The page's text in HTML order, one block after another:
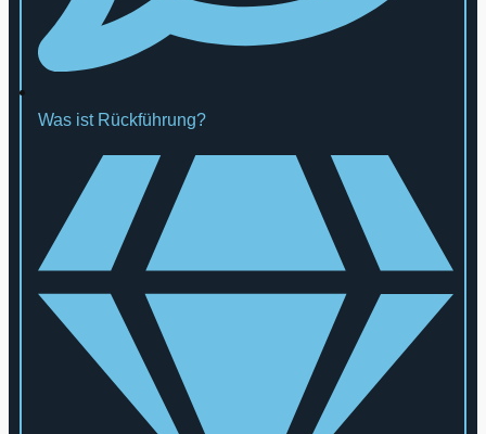
Was ist Rückführung?